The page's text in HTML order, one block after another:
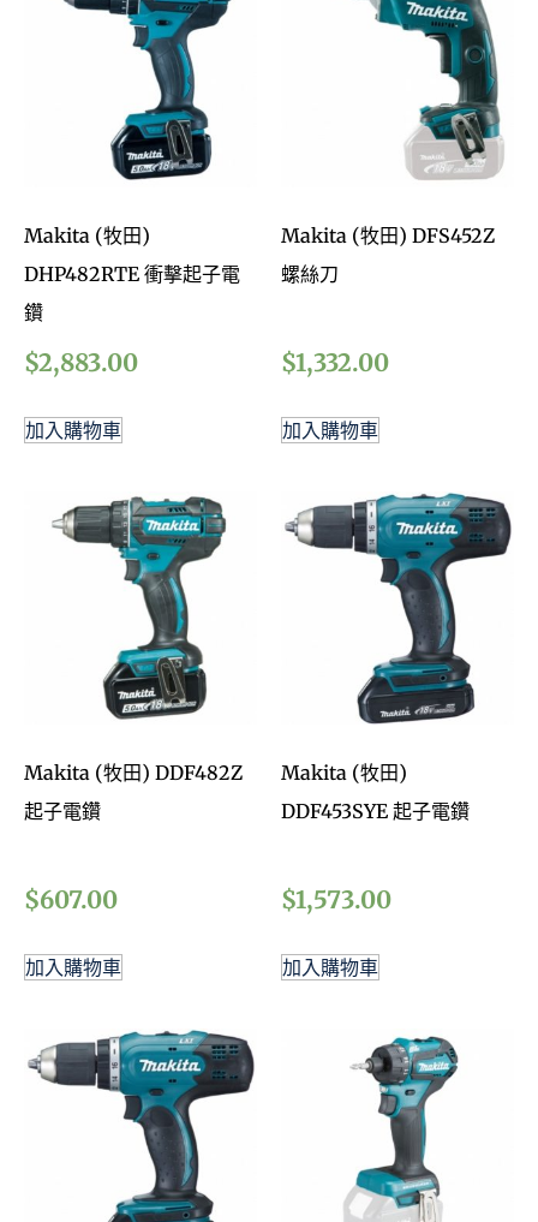
Makita (牧田)
DHP482RTE 衝擊起子電
鑽
$2,883.00
加入購物車
Makita (牧田) DFS452Z
螺絲刀
$1,332.00
加入購物車
Makita (牧田) DDF482Z
起子電鑽
$607.00
加入購物車
Makita (牧田)
DDF453SYE 起子電鑽
$1,573.00
加入購物車